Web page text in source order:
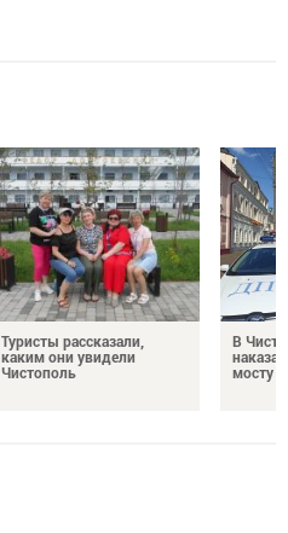
Туристы рассказали,
каким они увидели
Чистополь
В
мосту